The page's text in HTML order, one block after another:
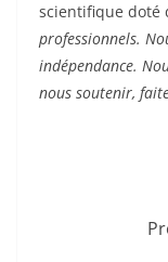
scientifique doté
professionnels.
indépendance.
nous soutenir,